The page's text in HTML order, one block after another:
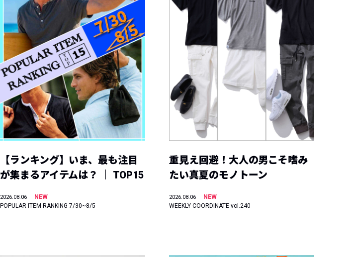
【ランキング】いま、最も注目
が集まるアイテムは？ ｜ TOP15
2026.08.06
NEW
POPULAR ITEM RANKING 7/30~8/5
重見え回避！大人の男こそ嗜み
たい真夏のモノトーン
2026.08.06
NEW
WEEKLY COORDINATE vol.240